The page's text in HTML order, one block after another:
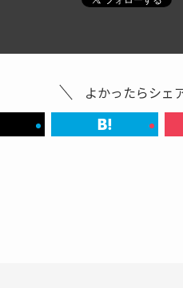
よかったらシェ